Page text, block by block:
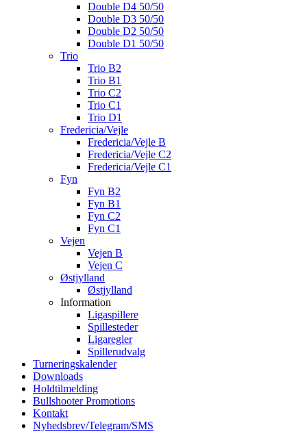
Double D4 50/50
Double D3 50/50
Double D2 50/50
Double D1 50/50
Trio
Trio B2
Trio B1
Trio C2
Trio C1
Trio D1
Fredericia/Vejle
Fredericia/Vejle B
Fredericia/Vejle C2
Fredericia/Vejle C1
Fyn
Fyn B2
Fyn B1
Fyn C2
Fyn C1
Vejen
Vejen B
Vejen C
Østjylland
Østjylland
Information
Ligaspillere
Spillesteder
Ligaregler
Spillerudvalg
Turneringskalender
Downloads
Holdtilmelding
Bullshooter Promotions
Kontakt
Nyhedsbrev/Telegram/SMS